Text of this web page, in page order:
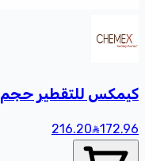
كيمكس للتقطير حجم 3 اكواب
172.96
216.20